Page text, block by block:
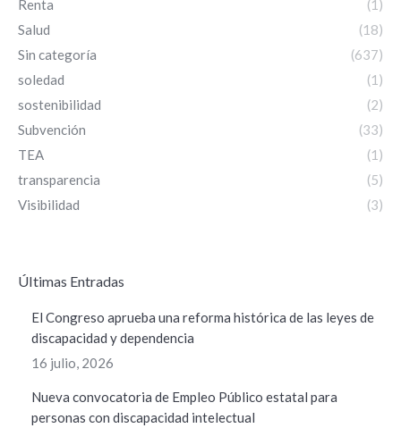
Renta
(1)
Salud
(18)
Sin categoría
(637)
soledad
(1)
sostenibilidad
(2)
Subvención
(33)
TEA
(1)
transparencia
(5)
Visibilidad
(3)
ÚItimas Entradas
El Congreso aprueba una reforma histórica de las leyes de
discapacidad y dependencia
16 julio, 2026
Nueva convocatoria de Empleo Público estatal para
personas con discapacidad intelectual